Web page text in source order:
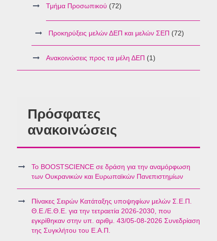
Τμήμα Προσωπικού (72)
Προκηρύξεις μελών ΔΕΠ και μελών ΣΕΠ (72)
Ανακοινώσεις προς τα μέλη ΔΕΠ (1)
Πρόσφατες
ανακοινώσεις
Το BOOSTSCIENCE σε δράση για την αναμόρφωση
των Ουκρανικών και Ευρωπαϊκών Πανεπιστημίων
Πίνακες Σειρών Κατάταξης υποψηφίων μελών Σ.Ε.Π.
Θ.Ε./Ε.Θ.Ε. για την τετραετία 2026-2030, που
εγκρίθηκαν στην υπ. αριθμ. 43/05-08-2026 Συνεδρίαση
της Συγκλήτου του Ε.Α.Π.